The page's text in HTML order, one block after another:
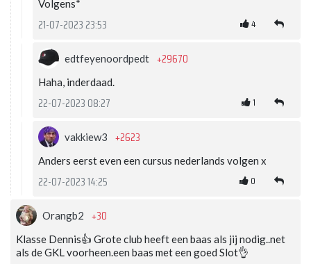
Volgens*
21-07-2023 23:53 4
edtfeyenoordpedt +29670
Haha, inderdaad.
22-07-2023 08:27 1
vakkiew3 +2623
Anders eerst even een cursus nederlands volgen x
22-07-2023 14:25 0
Orangb2 +30
Klasse Dennis👍 Grote club heeft een baas als jij nodig..net
als de GKL voorheen.een baas met een goed Slot👌